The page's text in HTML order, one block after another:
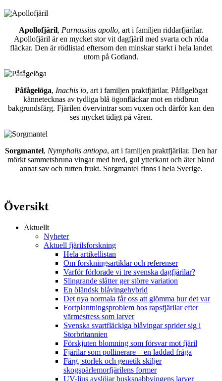
Apollofjäril, Parnassius apollo, art i familjen riddarfjärilar.
Apollofjäril är en mycket stor vit dagfjäril med svarta och röda
fläckar. Den är rödlistad eftersom den minskar starkt i hela landet
utom på Gotland.
Påfågelöga, Inachis io, art i familjen praktfjärilar. Påfågelögat
kännetecknas av tydliga blå ögonfläckar mot en rödbrun
bakgrundsfärg. Fjärilen övervintrar som vuxen och därför kan den
ses mycket tidigt på våren.
Sorgmantel, Nymphalis antiopa, art i familjen praktfjärilar. Den har
mörkt sammetsbruna vingar med bred, gul ytterkant och äter bland
annat sav och rutten frukt. Sorgmantel finns i hela Sverige.
Översikt
Aktuellt
Nyheter
Aktuell fjärilsforskning
Hela artikellistan
Om forskningsartiklar och referenser
Varför förlorade vi tre svenska dagfjärilar?
Slingrande slåtter ger större variation
En öländsk blåvingehybrid
Det nya normala får oss att glömma hur det var
Fortplantningsproblem hos rapsfjärilar efter
värmestress som larver
Svenska svartfläckiga blåvingar sprider sig i
Storbritannien
Förskjuten blomning som försvar mot fjäril
Fjärilar som pollinerare – en laddad fråga
Färg, storlek och genetik skiljer
skogspärlemorfjärilens former
UV-ljus avslöjar busksnabbvingens larver